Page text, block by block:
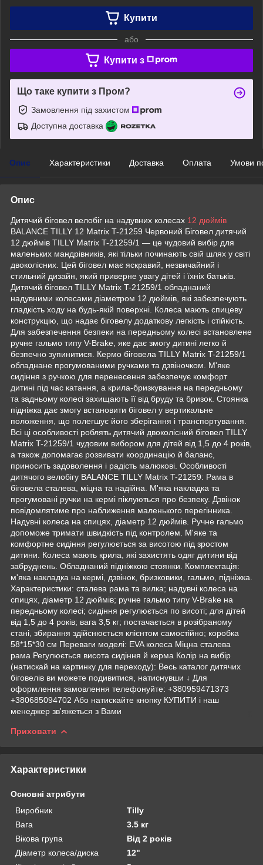
Купити
або
Купити з
Що таке купити з Пром?
Замовлення під захистом
Доступна доставка
Опис Характеристики Доставка Оплата Умови
Опис
Дитячий біговел велобіг на надувних колесах 12 дюймів
BALANCE TILLY 12 Matrix T-21259 Червоний Біговел дитячий
12 дюймів TILLY Matrix T-21259/1 — це чудовий вибір для
маленьких мандрівників, які тільки починають свій шлях у світі
двоколісних. Цей біговел має яскравий, незвичайний і
стильний дизайн, який приверне увагу дітей і їхніх батьків.
Дитячий біговел TILLY Matrix T-21259/1 обладнаний
надувними колесами діаметром 12 дюймів, які забезпечують
гладкість ходу на будь-якій поверхні. Колеса мають спицеву
конструкцію, що надає біговелу додаткову легкість і стійкість.
Для забезпечення безпеки на передньому колесі встановлене
ручне гальмо типу V-Brake, яке дає змогу дитині легко й
безпечно зупинитися. Кермо біговела TILLY Matrix T-21259/1
обладнане прогумованими ручками та дзвіночком. М'яке
сидіння з ручкою для перенесення забезпечує комфорт
дитині під час катання, а крила-бризкування на передньому
та задньому колесі захищають її від бруду та бризок. Стоянка
підніжка дає змогу встановити біговел у вертикальне
положення, що полегшує його зберігання і транспортування.
Всі ці особливості роблять дитячий двоколісний біговел TILLY
Matrix T-21259/1 чудовим вибором для дітей від 1,5 до 4 років,
а також допомагає розвивати координацію й баланс,
приносить задоволення і радість малюкові. Особливості
дитячого велобігу BALANCE TILLY Matrix T-21259: Рама в
біговела сталева, міцна та надійна. М'яка накладка та
прогумовані ручки на кермі піклуються про безпеку. Дзвінок
повідомлятиме про наближення маленького перегінника.
Надувні колеса на спицях, діаметр 12 дюймів. Ручне гальмо
допоможе тримати швидкість під контролем. М'яке та
комфортне сидіння регулюється за висотою під зростом
дитини. Колеса мають крила, які захистять одяг дитини від
забруднень. Обладнаний підніжкою стоянки. Комплектація:
м'яка накладка на кермі, дзвінок, бризковики, гальмо, підніжка.
Характеристики: сталева рама та вилка; надувні колеса на
спицях, діаметр 12 дюймів; ручне гальмо типу V-Brake на
передньому колесі; сидіння регулюється по висоті; для дітей
від 1,5 до 4 років; вага 3,5 кг; постачається в розібраному
стані, збирання здійснюється клієнтом самостійно; коробка
58*15*30 см Переваги моделі: EVA колеса Міцна сталева
рама Регулюється висота сидіння й керма Колір на вибір
(натискай на картинку для переходу): Весь каталог дитячих
біговелів ви можете подивитися, натиснувши ↓ Для
оформлення замовлення телефонуйте: +380959471373
+380685094702 Або натискайте кнопку КУПИТИ і наш
менеджер зв'яжеться з Вами
Приховати
Характеристики
Основні атрибути
Виробник
Tilly
Вага
3.5 кг
Вікова група
Від 2 років
Діаметр колеса/диска
12"